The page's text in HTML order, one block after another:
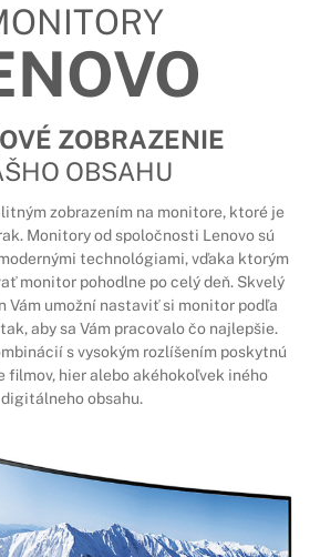
ZOBRAZENIE
OBSAHU
zobrazením na monitore, ktoré je
Monitory od spoločnosti Lenovo sú
technológiami, vďaka ktorým
monitor pohodlne po celý deň. Skvelý
Vám umožní nastaviť si monitor podľa
aby sa Vám pracovalo čo najlepšie.
s vysokým rozlíšením poskytnú
filmov, hier alebo akéhokoľvek iného
digitálneho obsahu.